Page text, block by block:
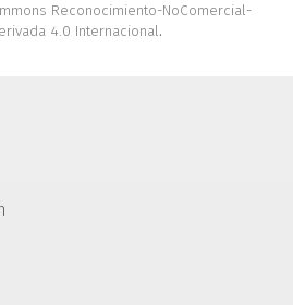
Reconocimiento-NoComercial-
4.0 Internacional.